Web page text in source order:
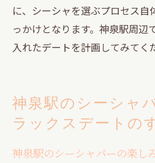
に、シーシャを選ぶプロセス自
っかけとなります。神泉駅周辺
入れたデートを計画してみてく
神泉駅のシーシャ
ラックスデートの
神泉駅のシーシャバーの楽し